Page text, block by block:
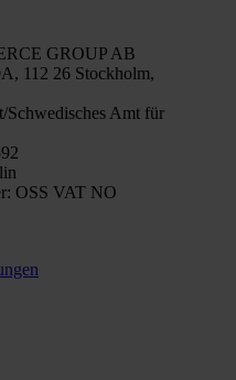
GROUP AB
112 26 Stockholm,
Schwedisches Amt für
OSS VAT NO